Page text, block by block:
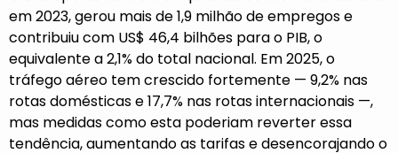
em 2023, gerou mais de 1,9 milhão de empregos e
contribuiu com US$ 46,4 bilhões para o PIB, o
equivalente a 2,1% do total nacional. Em 2025, o
tráfego aéreo tem crescido fortemente — 9,2% nas
rotas domésticas e 17,7% nas rotas internacionais —,
mas medidas como esta poderiam reverter essa
tendência, aumentando as tarifas e desencorajando o